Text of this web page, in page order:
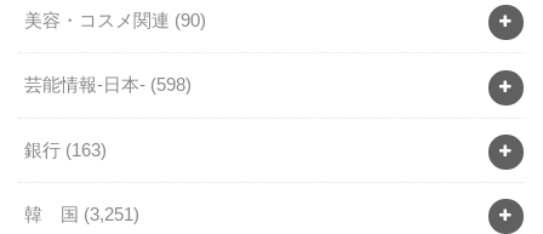
美容・コスメ関連 (90)
芸能情報-日本- (598)
銀行 (163)
韓 国 (3,251)